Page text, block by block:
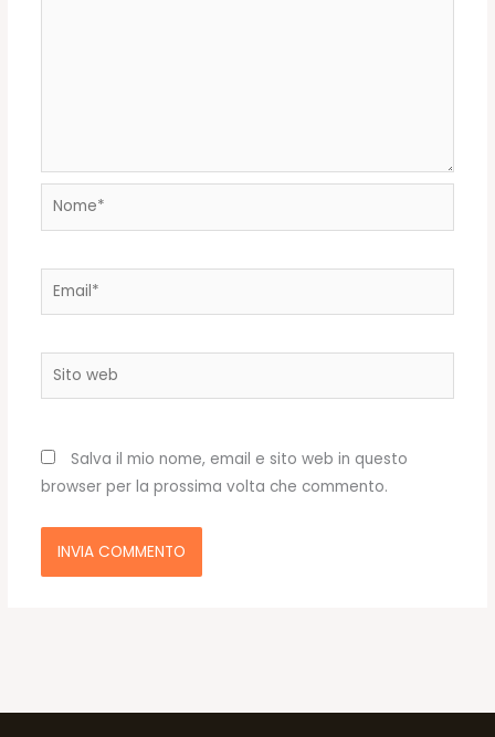
Nome*
Email*
Sito
web
Salva il mio nome, email e sito web in questo
browser per la prossima volta che commento.